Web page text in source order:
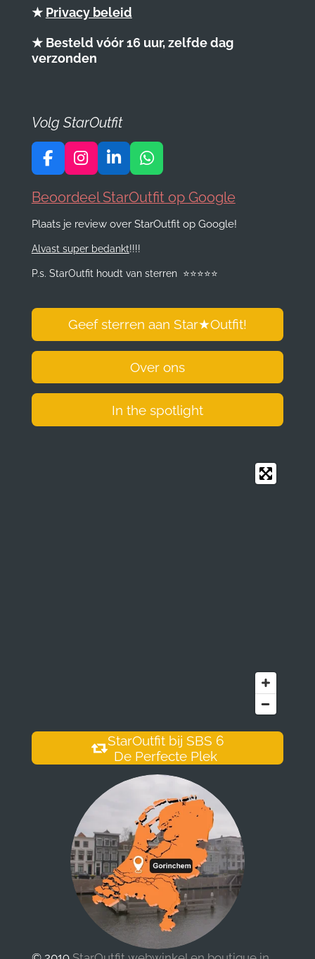
★ Privacy beleid
★ Besteld vóór 16 uur, zelfde dag
verzonden
Volg StarOutfit
F
c
b
o
k
I
s
a
r
a
L
n
e
I
n
W
a
s
p
Beoordeel StarOutfit op Google
Plaats je review over StarOutfit op Google!
Alvast super bedankt!!!!
P.s. StarOutfit houdt van sterren ⭐️⭐️⭐️⭐️⭐️
Geef sterren aan Star★Outfit!
Over ons
In the spotlight
StarOutfit bij SBS 6
De Perfecte Plek